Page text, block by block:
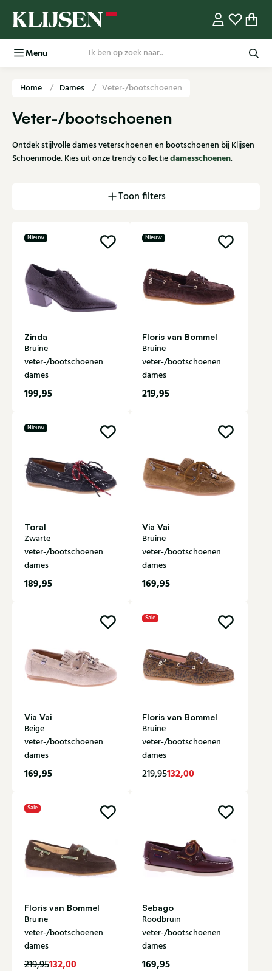
Menu
Home Dames Veter-/bootschoenen
Veter-/bootschoenen
Ontdek stijlvolle dames veterschoenen en bootschoenen bij Klijsen
Schoenmode. Kies uit onze trendy collectiedamesschoenen.
Toon filters
Nieuw
Zinda
Bruine
veter-/bootschoenen
dames
199,95
Nieuw
Floris van Bommel
Bruine
veter-/bootschoenen
dames
219,95
Nieuw
Toral
Zwarte
veter-/bootschoenen
dames
189,95
Via Vai
Bruine
veter-/bootschoenen
dames
169,95
Via Vai
Beige
veter-/bootschoenen
dames
169,95
Sale
Floris van Bommel
Bruine
veter-/bootschoenen
dames
219,95132,00
Sale
Floris van Bommel
Bruine
veter-/bootschoenen
dames
219,95132,00
Sebago
Roodbruin
veter-/bootschoenen
dames
169,95